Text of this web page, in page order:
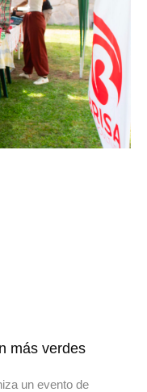
más verdes
un evento de